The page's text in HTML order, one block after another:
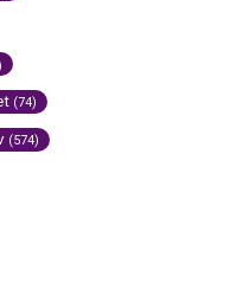
(74)
(574)